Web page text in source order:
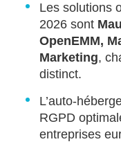
Les solutions
2026 sont
OpenEMM,
Marketing,
distinct.
L’auto-
RGPD
entreprises